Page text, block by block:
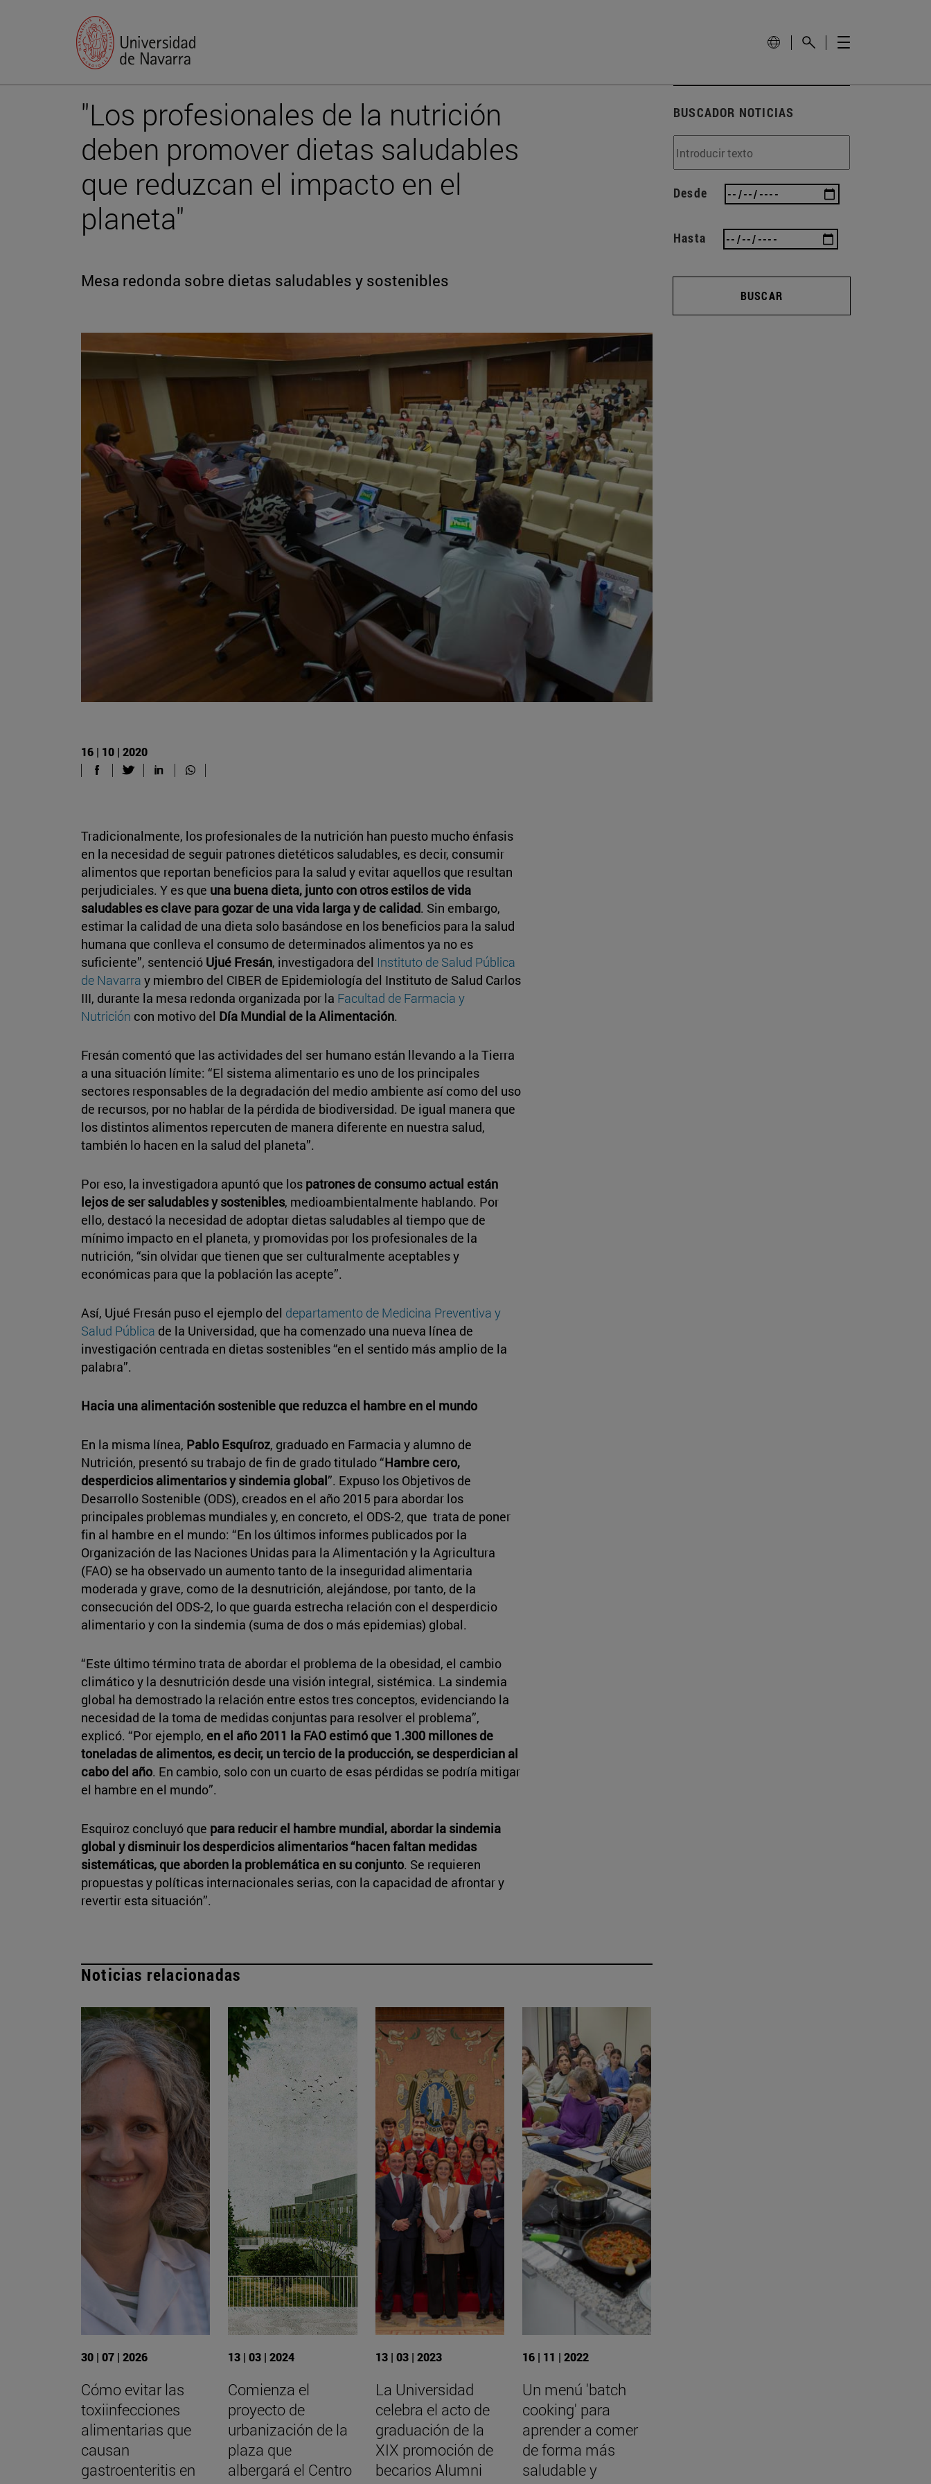
"Los profesionales de la nutrición
deben promover dietas saludables
que reduzcan el impacto en el
planeta"
Mesa redonda sobre dietas saludables y sostenibles
16 | 10 | 2020
Tradicionalmente, los profesionales de la nutrición han puesto mucho énfasis
en la necesidad de seguir patrones dietéticos saludables, es decir, consumir
alimentos que reportan beneficios para la salud y evitar aquellos que resultan
perjudiciales. Y es que una buena dieta, junto con otros estilos de vida
saludables es clave para gozar de una vida larga y de calidad. Sin embargo,
estimar la calidad de una dieta solo basándose en los beneficios para la salud
humana que conlleva el consumo de determinados alimentos ya no es
suficiente”, sentenció Ujué Fresán, investigadora del Instituto de Salud Pública
de Navarra y miembro del CIBER de Epidemiología del Instituto de Salud Carlos
III, durante la mesa redonda organizada por la Facultad de Farmacia y
Nutrición con motivo del Día Mundial de la Alimentación.
Fresán comentó que las actividades del ser humano están llevando a la Tierra
a una situación límite: “El sistema alimentario es uno de los principales
sectores responsables de la degradación del medio ambiente así como del uso
de recursos, por no hablar de la pérdida de biodiversidad. De igual manera que
los distintos alimentos repercuten de manera diferente en nuestra salud,
también lo hacen en la salud del planeta”.
Por eso, la investigadora apuntó que los patrones de consumo actual están
lejos de ser saludables y sostenibles, medioambientalmente hablando. Por
ello, destacó la necesidad de adoptar dietas saludables al tiempo que de
mínimo impacto en el planeta, y promovidas por los profesionales de la
nutrición, “sin olvidar que tienen que ser culturalmente aceptables y
económicas para que la población las acepte”.
Así, Ujué Fresán puso el ejemplo del departamento de Medicina Preventiva y
Salud Pública de la Universidad, que ha comenzado una nueva línea de
investigación centrada en dietas sostenibles “en el sentido más amplio de la
palabra”.
Hacia una alimentación sostenible que reduzca el hambre en el mundo
En la misma línea, Pablo Esquíroz, graduado en Farmacia y alumno de
Nutrición, presentó su trabajo de fin de grado titulado “Hambre cero,
desperdicios alimentarios y sindemia global”. Expuso los Objetivos de
Desarrollo Sostenible (ODS), creados en el año 2015 para abordar los
principales problemas mundiales y, en concreto, el ODS-2, que trata de poner
fin al hambre en el mundo: “En los últimos informes publicados por la
Organización de las Naciones Unidas para la Alimentación y la Agricultura
(FAO) se ha observado un aumento tanto de la inseguridad alimentaria
moderada y grave, como de la desnutrición, alejándose, por tanto, de la
consecución del ODS-2, lo que guarda estrecha relación con el desperdicio
alimentario y con la sindemia (suma de dos o más epidemias) global.
“Este último término trata de abordar el problema de la obesidad, el cambio
climático y la desnutrición desde una visión integral, sistémica. La sindemia
global ha demostrado la relación entre estos tres conceptos, evidenciando la
necesidad de la toma de medidas conjuntas para resolver el problema”,
explicó. “Por ejemplo, en el año 2011 la FAO estimó que 1.300 millones de
toneladas de alimentos, es decir, un tercio de la producción, se desperdician al
cabo del año. En cambio, solo con un cuarto de esas pérdidas se podría mitigar
el hambre en el mundo”.
Esquiroz concluyó que para reducir el hambre mundial, abordar la sindemia
global y disminuir los desperdicios alimentarios “hacen faltan medidas
sistemáticas, que aborden la problemática en su conjunto. Se requieren
propuestas y políticas internacionales serias, con la capacidad de afrontar y
revertir esta situación”.
Noticias relacionadas
30 | 07 | 2026
Cómo evitar las
toxiinfecciones
alimentarias que
causan
gastroenteritis en
13 | 03 | 2024
Comienza el
proyecto de
urbanización de la
plaza que
albergará el Centro
13 | 03 | 2023
La Universidad
celebra el acto de
graduación de la
XIX promoción de
becarios Alumni
16 | 11 | 2022
Un menú 'batch
cooking' para
aprender a comer
de forma más
saludable y
BUSCADOR NOTICIAS
Desde
Hasta
BUSCAR